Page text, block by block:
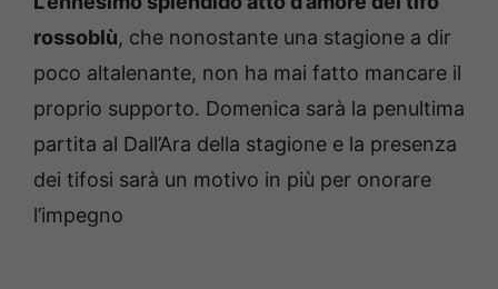
rossoblù, che nonostante una stagione a dir
poco altalenante, non ha mai fatto mancare il
proprio supporto. Domenica sarà la penultima
partita al Dall’Ara della stagione e la presenza
dei tifosi sarà un motivo in più per onorare
l’impegno